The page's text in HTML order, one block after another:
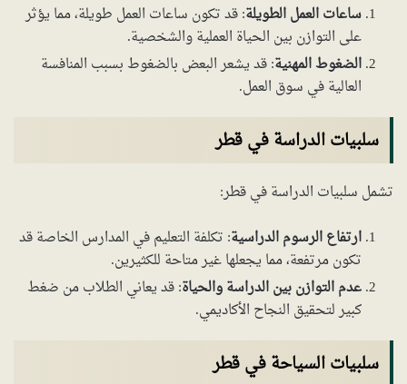
ساعات العمل الطويلة: قد تكون ساعات العمل طويلة، مما يؤثر
على التوازن بين الحياة العملية والشخصية.
الضغوط المهنية: قد يشعر البعض بالضغوط بسبب المنافسة
العالية في سوق العمل.
سلبيات الدراسة في قطر
تشمل سلبيات الدراسة في قطر:
ارتفاع الرسوم الدراسية: تكلفة التعليم في المدارس الخاصة قد
تكون مرتفعة، مما يجعلها غير متاحة للكثيرين.
عدم التوازن بين الدراسة والحياة: قد يعاني الطلاب من ضغط
كبير لتحقيق النجاح الأكاديمي.
سلبيات السياحة في قطر